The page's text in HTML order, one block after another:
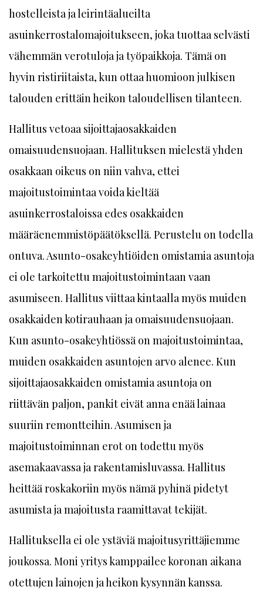
hostelleista ja leirintäalueilta
asuinkerrostalomajoitukseen, joka tuottaa selvästi
vähemmän verotuloja ja työpaikkoja. Tämä on
hyvin ristiriitaista, kun ottaa huomioon julkisen
talouden erittäin heikon taloudellisen tilanteen.
Hallitus vetoaa sijoittajaosakkaiden
omaisuudensuojaan. Hallituksen mielestä yhden
osakkaan oikeus on niin vahva, ettei
majoitustoimintaa voida kieltää
asuinkerrostaloissa edes osakkaiden
määräenemmistöpäätöksellä. Perustelu on todella
ontuva. Asunto-osakeyhtiöiden omistamia asuntoja
ei ole tarkoitettu majoitustoimintaan vaan
asumiseen. Hallitus viittaa kintaalla myös muiden
osakkaiden kotirauhaan ja omaisuudensuojaan.
Kun asunto-osakeyhtiössä on majoitustoimintaa,
muiden osakkaiden asuntojen arvo alenee. Kun
sijoittajaosakkaiden omistamia asuntoja on
riittävän paljon, pankit eivät anna enää lainaa
suuriin remontteihin. Asumisen ja
majoitustoiminnan erot on todettu myös
asemakaavassa ja rakentamisluvassa. Hallitus
heittää roskakoriin myös nämä pyhinä pidetyt
asumista ja majoitusta raamittavat tekijät.
Hallituksella ei ole ystäviä majoitusyrittäjiemme
joukossa. Moni yritys kamppailee koronan aikana
otettujen lainojen ja heikon kysynnän kanssa.